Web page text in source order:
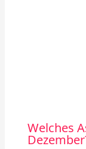
Welches